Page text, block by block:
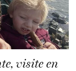
visite en